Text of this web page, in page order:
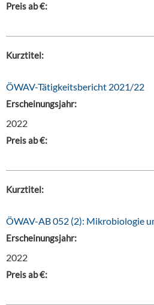
Preis ab €:
Kurztitel:
ÖWAV-Tätigkeitsbericht 2021/22
Erscheinungsjahr:
2022
Preis ab €:
Kurztitel:
ÖWAV-AB 052 (2): Mikrobiologie
Erscheinungsjahr:
2022
Preis ab €: